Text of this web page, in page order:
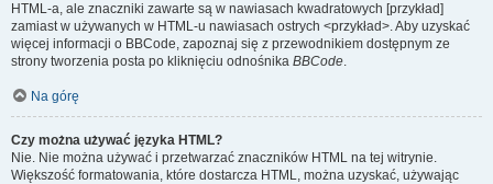
HTML-a, ale znaczniki zawarte są w nawiasach kwadratowych [przykład]
zamiast w używanych w HTML-u nawiasach ostrych <przykład>. Aby uzyskać
więcej informacji o BBCode, zapoznaj się z przewodnikiem dostępnym ze
strony tworzenia posta po kliknięciu odnośnika BBCode.
Na górę
Czy można używać języka HTML?
Nie. Nie można używać i przetwarzać znaczników HTML na tej witrynie.
Większość formatowania, które dostarcza HTML, można uzyskać, używając